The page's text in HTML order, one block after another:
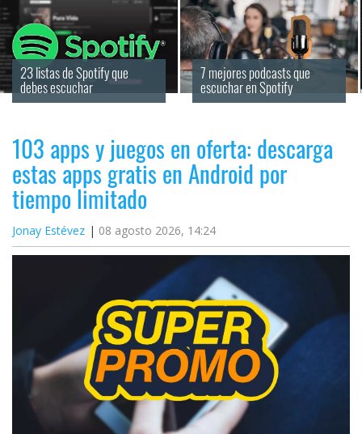
23 listas de Spotify que
debes escuchar
7 mejores podcasts que
escuchar en Spotify
103 apps y juegos en oferta: descarga
estas apps gratis en Android por
tiempo limitado
Jonay Estévez 08 agosto 2026, 14:24